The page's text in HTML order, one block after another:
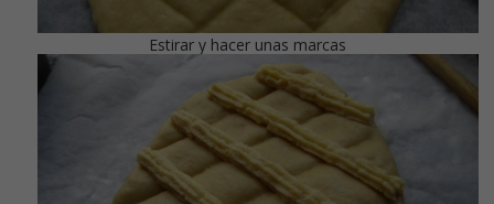
Estirar y hacer unas marcas